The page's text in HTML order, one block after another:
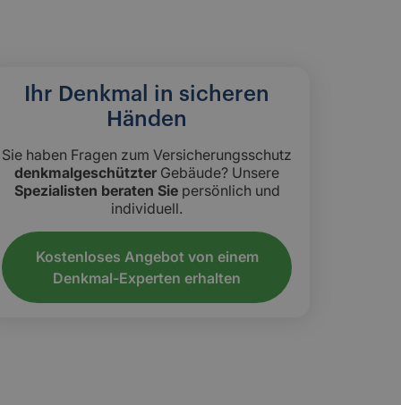
Ihr Denkmal in sicheren
Händen
Sie haben Fragen zum Versicherungsschutz
denkmalgeschützter Gebäude? Unsere
Spezialisten beraten Sie persönlich und
individuell.
Kostenloses Angebot von einem
Denkmal-Experten erhalten